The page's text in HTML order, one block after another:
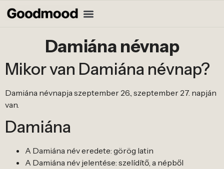
Damiána névnap
Mikor van Damiána névnap?
Damiána névnapja szeptember 26., szeptember 27. napján
van.
Damiána
A Damiána név eredete: görög latin
A Damiána név jelentése: szelídítő, a népből